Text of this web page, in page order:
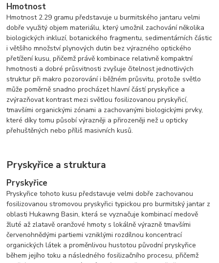
Hmotnost
Hmotnost 2.29 gramu představuje u burmitského jantaru velmi
dobře využitý objem materiálu, který umožnil zachování několika
biologických inkluzí, botanického fragmentu, sedimentárních částic
i většího množství plynových dutin bez výrazného optického
přetížení kusu, přičemž právě kombinace relativně kompaktní
hmotnosti a dobré průsvitnosti zvyšuje čitelnost jednotlivých
struktur při makro pozorování i běžném průsvitu, protože světlo
může poměrně snadno procházet hlavní částí pryskyřice a
zvýrazňovat kontrast mezi světlou fosilizovanou pryskyřicí,
tmavšími organickými zónami a zachovanými biologickými prvky,
které díky tomu působí výrazněji a přirozeněji než u opticky
přehuštěných nebo příliš masivních kusů.
Pryskyřice a struktura
Pryskyřice
Pryskyřice tohoto kusu představuje velmi dobře zachovanou
fosilizovanou stromovou pryskyřici typickou pro burmitský jantar z
oblasti Hukawng Basin, která se vyznačuje kombinací medově
žluté až zlatavě oranžové hmoty s lokálně výrazně tmavšími
červenohnědými partiemi vzniklými rozdílnou koncentrací
organických látek a proměnlivou hustotou původní pryskyřice
během jejího toku a následného fosilizačního procesu, přičemž